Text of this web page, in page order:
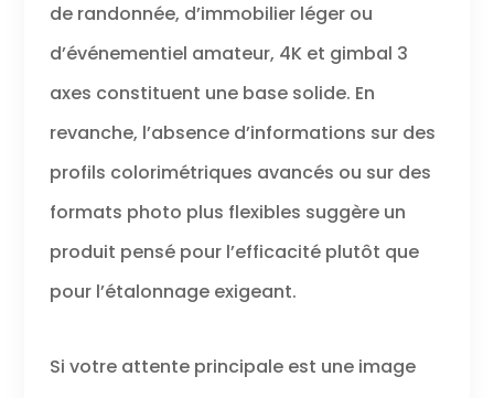
de randonnée, d’immobilier léger ou
d’événementiel amateur, 4K et gimbal 3
axes constituent une base solide. En
revanche, l’absence d’informations sur des
profils colorimétriques avancés ou sur des
formats photo plus flexibles suggère un
produit pensé pour l’efficacité plutôt que
pour l’étalonnage exigeant.
Si votre attente principale est une image